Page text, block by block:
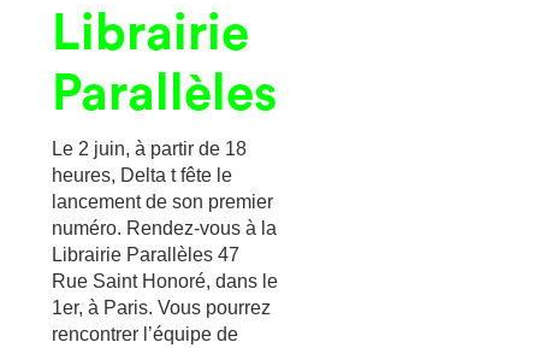
Librairie
Parallèles
Le 2 juin, à partir de 18
heures, Delta t fête le
lancement de son premier
numéro. Rendez-vous à la
Librairie Parallèles 47
Rue Saint Honoré, dans le
1er, à Paris. Vous pourrez
rencontrer l’équipe de